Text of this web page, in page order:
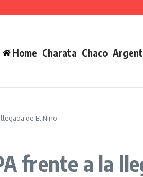
Home Charata Chaco
de El Niño
frente a la